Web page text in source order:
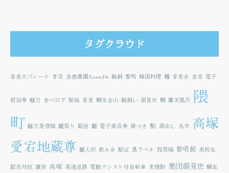
タグクラウド
音楽大パレード 青空 食感農園KazetoNe 鵜飼 黎明 韓国料理 麺 音楽会 食堂 電子
宿泊券 魅力 食べログ 順延 音楽 鯛生金山 鵜飼い 顔見世 鯛 露天風呂 隈
町 魅力発信隊 雛祭り 駅前 雛 電子商品券 餅つき 鮎 顔出し 鳥市 高塚
愛宕地蔵尊 雛人形 飲み会 駅近 黒ラベル 鼓笛隊 黎明館 高校生
駅長対抗 雑貨 高塚 高速道路 電動アシスト付自転車 麦焼酎 集団顔見世 鯛生